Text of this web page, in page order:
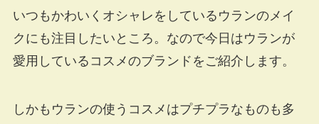
いつもかわいくオシャレをしているウランのメイ
クにも注目したいところ。なので今日はウランが
愛用しているコスメのブランドをご紹介します。
しかもウランの使うコスメはプチプラなものも多